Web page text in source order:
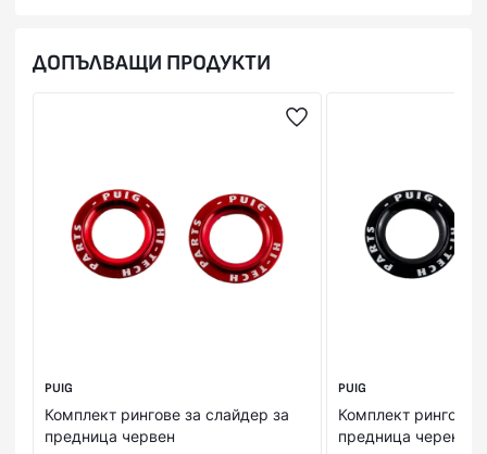
ДОПЪЛВАЩИ ПРОДУКТИ
PUIG
Комплект рингове за слайдер за
предница червен
PUIG
Комплект рингове
предница черен